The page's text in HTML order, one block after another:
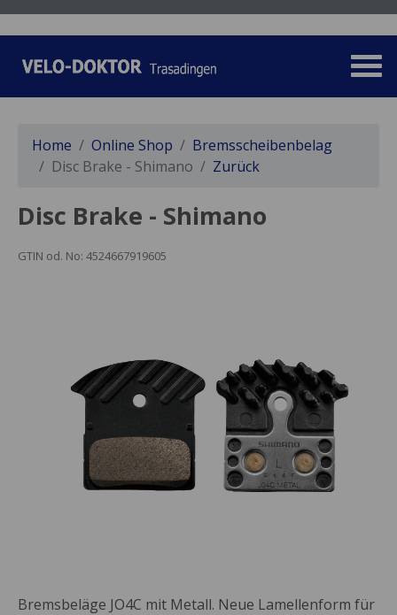
Home Online Shop
Bremsscheibenbelag
Disc Brake - Shimano
Zurück
Disc Brake - Shimano
GTIN od. No: 4524667919605
Bremsbeläge JO4C mit Metall. Neue Lamellenform für